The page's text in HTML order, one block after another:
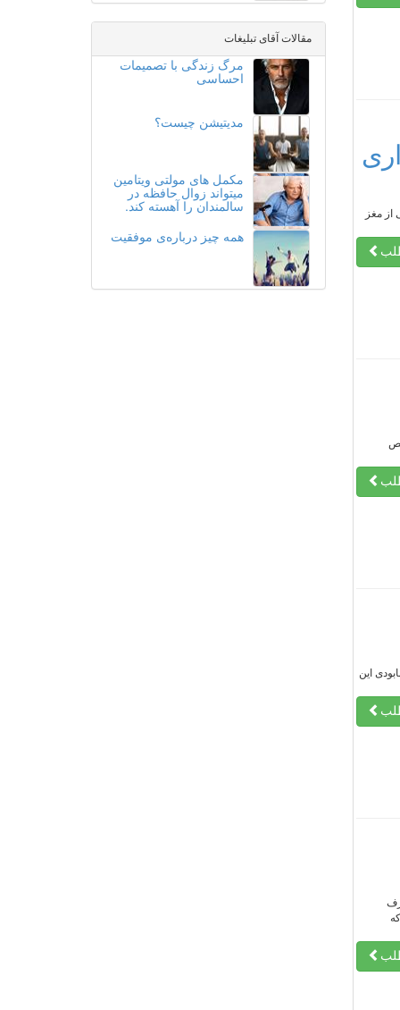
از مغز
این
مقالات آقای تبلیغات
مرگ زندگی با تصمیمات
احساسی
مدیتیشن چیست؟
مکمل های مولتی ویتامین
میتواند زوال حافظه در
سالمندان را آهسته کند.
همه‌ چیز درباره‌ی موفقیت